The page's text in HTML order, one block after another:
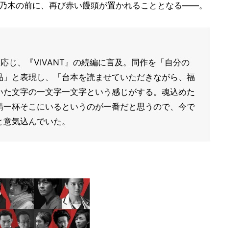
の前に、再び赤い饅頭が置かれることとなる――。
じ、『VIVANT』の続編に言及。同作を「自分の
と表現し、「台本を読ませていただきながら、福
文字の一文字一文字という感じがする。魂込めた
杯そこにいるというのが一番だと思うので、今で
気込んでいた。